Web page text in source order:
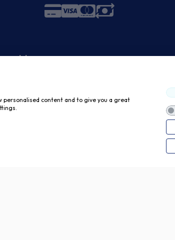
personalised content and to give you a great